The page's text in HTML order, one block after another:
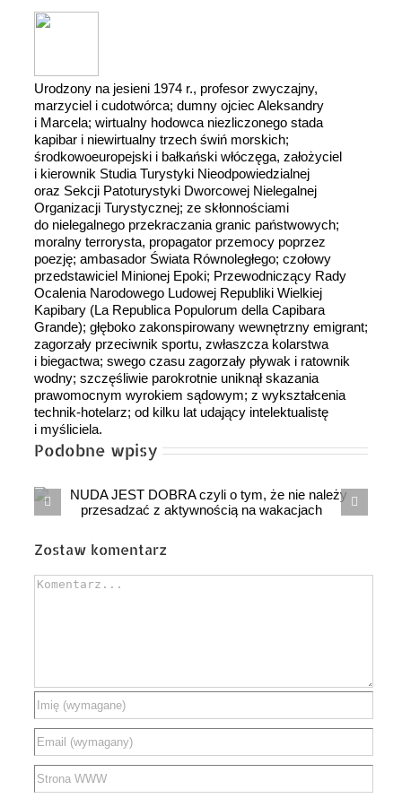
Urodzony na jesieni 1974 r., profesor zwyczajny,
marzyciel i cudotwórca; dumny ojciec Aleksandry
i Marcela; wirtualny hodowca niezliczonego stada
kapibar i niewirtualny trzech świń morskich;
środkowoeuropejski i bałkański włóczęga, założyciel
i kierownik Studia Turystyki Nieodpowiedzialnej
oraz Sekcji Patoturystyki Dworcowej Nielegalnej
Organizacji Turystycznej; ze skłonnościami
do nielegalnego przekraczania granic państwowych;
moralny terrorysta, propagator przemocy poprzez
poezję; ambasador Świata Równoległego; czołowy
przedstawiciel Minionej Epoki; Przewodniczący Rady
Ocalenia Narodowego Ludowej Republiki Wielkiej
Kapibary (La Republica Populorum della Capibara
Grande); głęboko zakonspirowany wewnętrzny emigrant;
zagorzały przeciwnik sportu, zwłaszcza kolarstwa
i biegactwa; swego czasu zagorzały pływak i ratownik
wodny; szczęśliwie parokrotnie uniknął skazania
prawomocnym wyrokiem sądowym; z wykształcenia
technik-hotelarz; od kilku lat udający intelektualistę
i myśliciela.
Podobne wpisy
Nieprzygotowani będą
Zostaw komentarz
Comment